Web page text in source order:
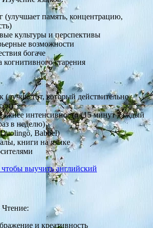
(улучшает память, концентрацию,
культуры и перспективы
возможности
богаче
старения
(лучше тот, который действительно
интенсивности (15 минут каждый
в неделю)
Babbel)
книги на языке
выучить английский
Чтение:
и креативность